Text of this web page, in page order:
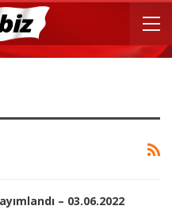
– 03.06.2022